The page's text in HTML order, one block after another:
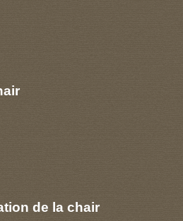
de la chair